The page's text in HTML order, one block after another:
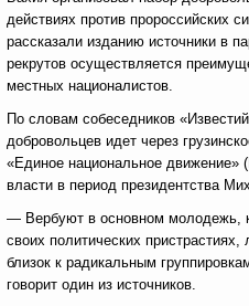
действиях против пророссийских
рассказали изданию источники в
рекрутов осуществляется
местных националистов.
По словам собеседников
добровольцев идет через
«Единое национальное движение»
власти в период президентства
— Вербуют в основном молодежь,
своих политических
близок к радикальным
говорит один из источников.